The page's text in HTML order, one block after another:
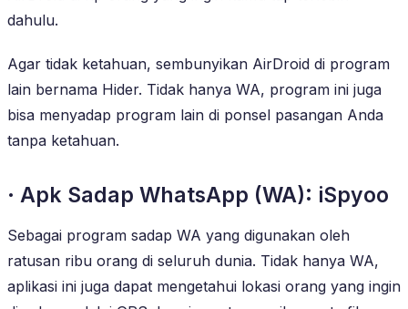
dahulu.
Agar tidak ketahuan, sembunyikan AirDroid di program
lain bernama Hider. Tidak hanya WA, program ini juga
bisa menyadap program lain di ponsel pasangan Anda
tanpa ketahuan.
· Apk Sadap WhatsApp (WA): iSpyoo
Sebagai program sadap WA yang digunakan oleh
ratusan ribu orang di seluruh dunia. Tidak hanya WA,
aplikasi ini juga dapat mengetahui lokasi orang yang ingin